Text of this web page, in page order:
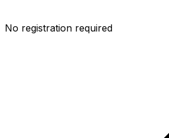
No registration required